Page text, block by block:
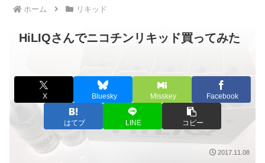
ホーム リキッド
HiLIQさんでニコチンリキッド買ってみた
X Bluesky Misskey Facebook
はてブ LINE コピー
2017.11.08